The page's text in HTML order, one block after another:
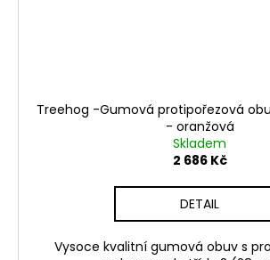
Treehog -Gumová protipořezová
- oranžová
Skladem
2 686 Kč
DETAIL
Vysoce kvalitní gumová obuv s